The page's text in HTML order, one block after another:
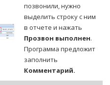
позвонили, нужно
выделить строку с ним
в отчете и нажать
Прозвон выполнен.
Программа предложит
заполнить
Комментарий.